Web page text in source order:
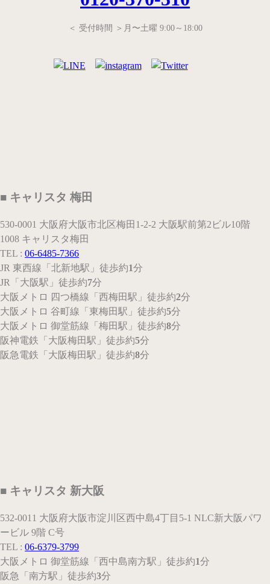
＜ 受付時間 ＞月〜土曜 9:00～18:00
■ キャリスタ 梅田
530-0001 大阪府大阪市北区梅田1-2-2 大阪駅前第2ビル10階
1008 キャリスタ梅田
TEL : 06-6485-7366
JR 東西線 「北新地駅」 徒歩約1分
JR
「大阪駅」 徒歩約7分
大阪メトロ 四つ橋線 「西梅田駅」 徒歩約2分
大阪メトロ 谷町線 「東梅田駅」 徒歩約5分
大阪メトロ 御堂筋線 「梅田駅」 徒歩約8分
阪神電鉄 「大阪梅田駅」 徒歩約5分
阪急電鉄 「大阪梅田駅」 徒歩約8分
■ キャリスタ 新大阪
532-0011 大阪府大阪市淀川区西中島4丁目5-1 NLC新大阪パワ
ービル 9階 C号
TEL : 06-6379-3799
大阪メトロ 御堂筋線 「西中島南方駅」 徒歩約1分
阪急
「南方駅」 徒歩約3分